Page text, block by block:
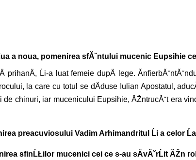
ziua a noua, pomenirea sfĂ˘ntului mucenic Eupsihie
prihanÄ, Ĺi-a luat femeie dupÄ lege.
la care cu totul se dÄduse Iulian Apostatul,
chinuri, iar mucenicului Eupsihie, ĂŽntrucĂ˘t era
preacuviosului Vadim Arhimandritul Ĺi a celor
sfinĹŁilor mucenici cei ce s-au sÄvĂ˘rĹit ĂŽn